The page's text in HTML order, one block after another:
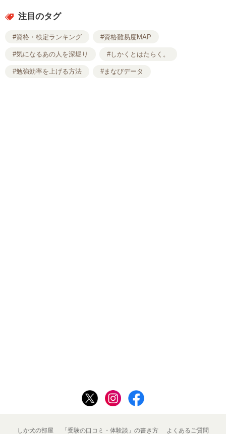
注目のタグ
#資格・検定ランキング #資格難易度MAP
#気になるあの人を深堀り #しかくとはたらく。
#勉強効率を上げる方法 #まなびデータ
しか犬の部屋 「受験の口コミ・体験談」の書き方 よくあるご質問